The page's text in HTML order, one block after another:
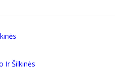
Ir Šilkinės